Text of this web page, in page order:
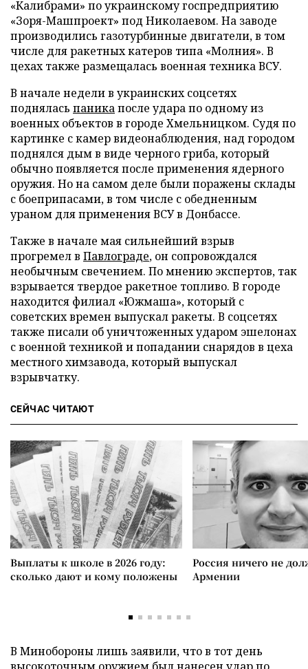
«Калибрами» по украинскому госпредприятию
«Зоря-Машпроект» под Николаевом. На заводе
производились газотурбинные двигатели, в том
числе для ракетных катеров типа «Молния». В
цехах также размещалась военная техника ВСУ.
В начале недели в украинских соцсетях
поднялась паникапосле удара по одному из
военных объектов в городе Хмельницком. Судя по
картинке с камер видеонаблюдения, над городом
поднялся дым в виде черного гриба, который
обычно появляется после применения ядерного
оружия. Но на самом деле были поражены склады
с боеприпасами, в том числе с обедненным
ураном для применения ВСУ в Донбассе.
Также в начале мая сильнейший взрыв
прогремел в Павлограде, он сопровождался
необычным свечением. По мнению экспертов, так
взрывается твердое ракетное топливо. В городе
находится филиал «Южмаша», который с
советских времен выпускал ракеты. В соцсетях
также писали об уничтоженных ударом эшелонах
с военной техникой и попадании снарядов в цеха
местного химзавода, который выпускал
взрывчатку.
СЕЙЧАС ЧИТАЮТ
Выплаты к школе в 2026 году:
сколько дают и кому положены
Россия ничего не
Армении
В Минобороны лишь заявили, что в тот день